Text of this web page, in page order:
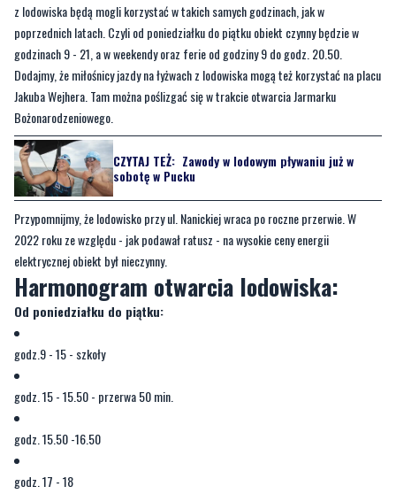
z lodowiska będą mogli korzystać w takich samych godzinach, jak w
poprzednich latach. Czyli od poniedziałku do piątku obiekt czynny będzie w
godzinach 9 - 21, a w weekendy oraz ferie od godziny 9 do godz. 20.50.
Dodajmy, że miłośnicy jazdy na łyżwach z lodowiska mogą też korzystać na placu
Jakuba Wejhera. Tam można poślizgać się w trakcie otwarcia Jarmarku
Bożonarodzeniowego.
CZYTAJ TEŻ: Zawody w lodowym pływaniu już w
sobotę w Pucku
Przypomnijmy, że lodowisko przy ul. Nanickiej wraca po roczne przerwie. W
2022 roku ze względu - jak podawał ratusz - na wysokie ceny energii
elektrycznej obiekt był nieczynny.
Harmonogram otwarcia lodowiska:
Od poniedziałku do piątku:
godz.9 - 15 - szkoły
godz. 15 - 15.50 - przerwa 50 min.
godz. 15.50 -16.50
godz. 17 - 18